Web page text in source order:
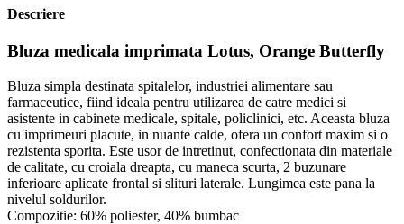
Descriere
Bluza medicala imprimata Lotus, Orange Butterfly
Bluza simpla destinata spitalelor, industriei alimentare sau
farmaceutice, fiind ideala pentru utilizarea de catre medici si
asistente in cabinete medicale, spitale, policlinici, etc. Aceasta bluza
cu imprimeuri placute, in nuante calde, ofera un confort maxim si o
rezistenta sporita. Este usor de intretinut, confectionata din materiale
de calitate, cu croiala dreapta, cu maneca scurta, 2 buzunare
inferioare aplicate frontal si slituri laterale. Lungimea este pana la
nivelul soldurilor.
Compozitie: 60% poliester, 40% bumbac